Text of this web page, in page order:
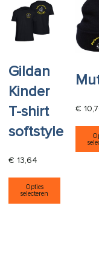
Gildan
Kinder
T-shirt
softstyle
€ 13,64
Opties
selecteren
Dit
€